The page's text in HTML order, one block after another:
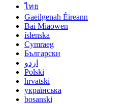
ไทย
Gaeilgenah Éireann
Bai Miaowen
íslenska
Cymraeg
Български
اردو
Polski
hrvatski
українська
bosanski